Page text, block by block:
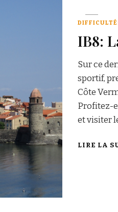
IB8:
Sur ce
sportif,
Côte
Profitez-
et visiter
LIRE LA